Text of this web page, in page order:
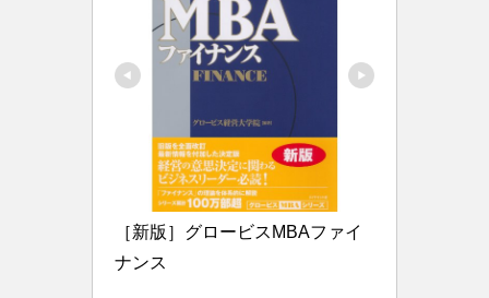
［新版］グロービスMBAファイ
ナンス